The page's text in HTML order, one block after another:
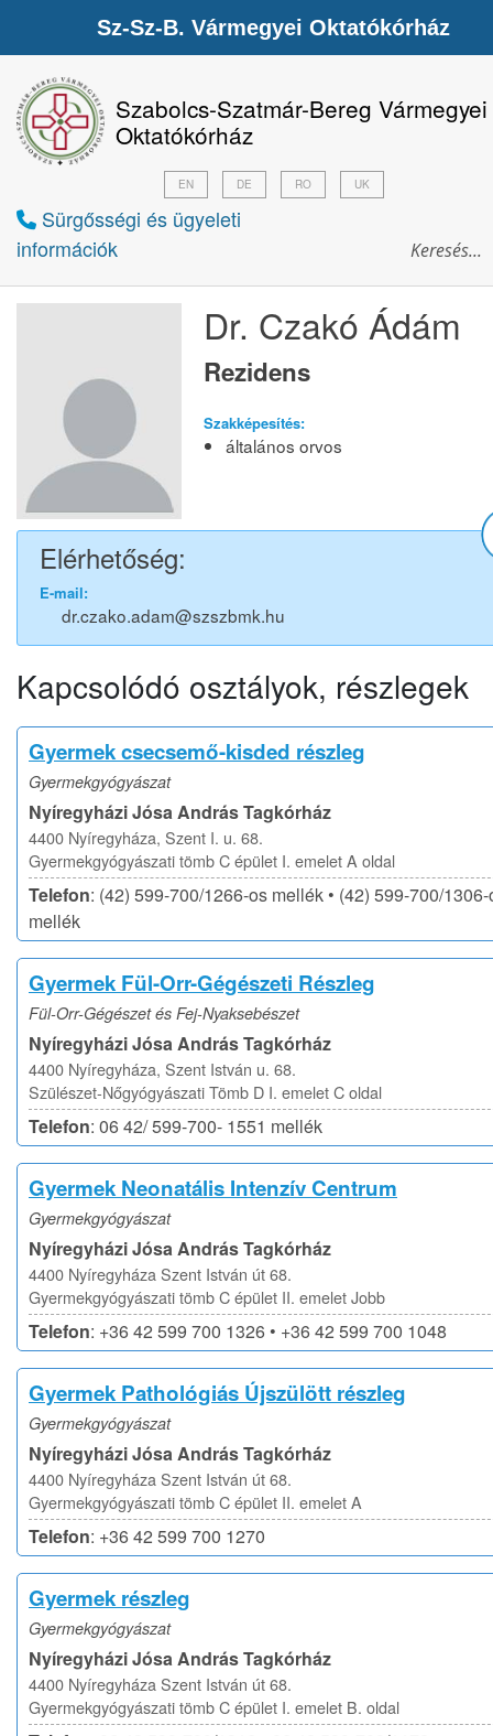
Szabolcs-Szatmár-Bereg Vármegyei
Oktatókórház
Sürgősségi és ügyeleti
információk
EN DE RO UK
Dr. Czakó Ádám
Rezidens
Szakképesítés:
általános orvos
Elérhetőség:
E-mail:
dr.czako.adam@szszbmk.hu
Kapcsolódó osztályok, részlegek
Gyermek csecsemő-kisded részleg
Gyermekgyógyászat
Nyíregyházi Jósa András Tagkórház
4400 Nyíregyháza, Szent I. u. 68.
Gyermekgyógyászati tömb C épület I. emelet A oldal
Telefon: (42) 599-700/1266-os mellék • (42) 599-700/
mellék
Gyermek Fül-Orr-Gégészeti Részleg
Fül-Orr-Gégészet és Fej-Nyaksebészet
Nyíregyházi Jósa András Tagkórház
4400 Nyíregyháza, Szent István u. 68.
Szülészet-Nőgyógyászati Tömb D I. emelet C oldal
Telefon: 06 42/ 599-700- 1551 mellék
Gyermek Neonatális Intenzív Centrum
Gyermekgyógyászat
Nyíregyházi Jósa András Tagkórház
4400 Nyíregyháza Szent István út 68.
Gyermekgyógyászati tömb C épület II. emelet Jobb
Telefon: +36 42 599 700 1326 • +36 42 599 700 1048
Gyermek Pathológiás Újszülött részleg
Gyermekgyógyászat
Nyíregyházi Jósa András Tagkórház
4400 Nyíregyháza Szent István út 68.
Gyermekgyógyászati tömb C épület II. emelet A
Telefon: +36 42 599 700 1270
Gyermek részleg
Gyermekgyógyászat
Nyíregyházi Jósa András Tagkórház
4400 Nyíregyháza Szent István út 68.
Gyermekgyógyászati tömb C épület I. emelet B. oldal
Sz-Sz-B. Vármegyei Oktatókórház